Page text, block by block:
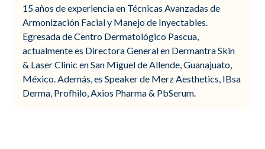
15 años de experiencia en Técnicas Avanzadas de
Armonización Facial y Manejo de Inyectables.
Egresada de Centro Dermatológico Pascua,
actualmente es Directora General en Dermantra Skin
& Laser Clinic en San Miguel de Allende, Guanajuato,
México. Además, es Speaker de Merz Aesthetics, IBsa
Derma, Profhilo, Axios Pharma & PbSerum.